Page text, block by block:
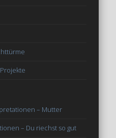
– Mutter
– Du riechst so gut